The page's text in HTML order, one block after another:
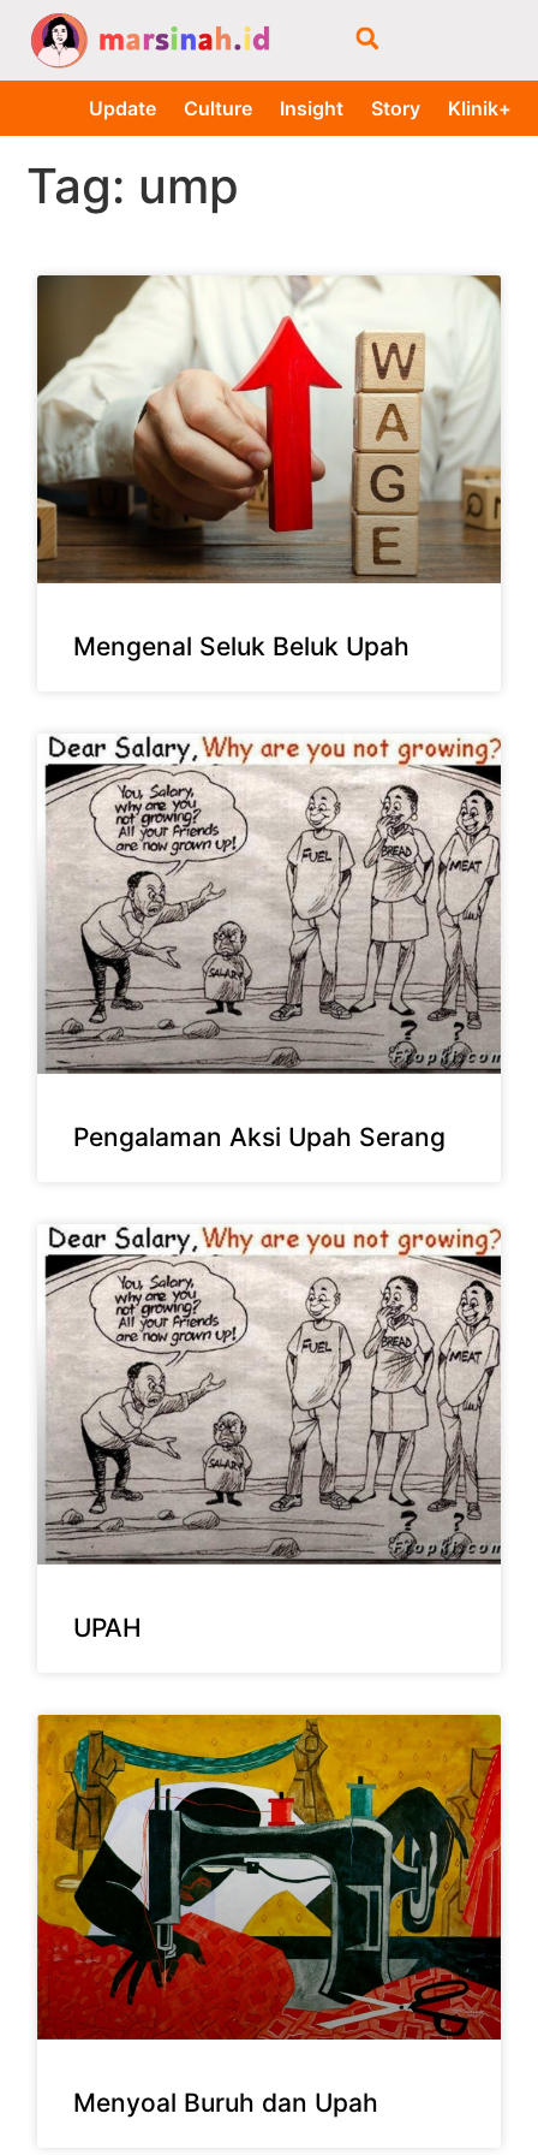
Update Culture Insight Story Klinik+
Tag: ump
Mengenal Seluk Beluk Upah
Pengalaman Aksi Upah Serang
UPAH
Menyoal Buruh dan Upah